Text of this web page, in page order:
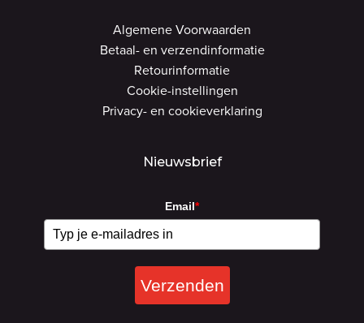
Algemene Voorwaarden
Betaal- en verzendinformatie
Retourinformatie
Cookie-instellingen
Privacy- en cookieverklaring
Nieuwsbrief
Email*
Verzenden